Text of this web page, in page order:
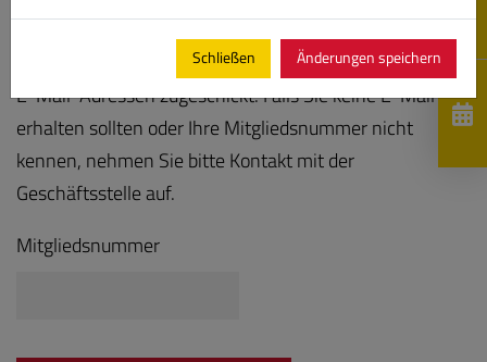
anschließend ein neues Kennwort an die hinterlegten
E-Mail-Adressen zugeschickt. Falls Sie keine E-Mail
erhalten sollten oder Ihre Mitgliedsnummer nicht
kennen, nehmen Sie bitte Kontakt mit der
Geschäftsstelle auf.
Mitgliedsnummer
Schließen Änderungen speichern